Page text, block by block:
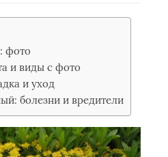
фото
и виды с фото
и уход
болезни и вредители